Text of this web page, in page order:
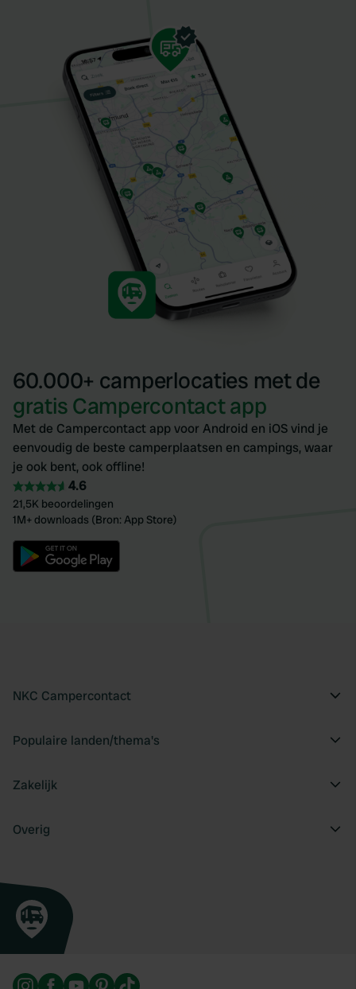
60.000+ camperlocaties met de
gratis Campercontact app
Met de Campercontact app voor Android en iOS vind je
eenvoudig de beste camperplaatsen en campings, waar
je ook bent, ook offline!
4.6
21,5K beoordelingen
1M+ downloads (Bron: App Store)
NKC Campercontact
Populaire landen/thema's
Zakelijk
Overig